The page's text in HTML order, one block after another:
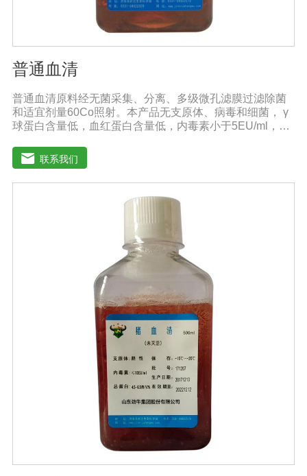
普通血清
普通血清原料经无菌采集、分离、多级微孔滤膜过滤除菌
和适宜剂量60Co照射。本产品无支原体、病毒和细菌， γ
球蛋白含量低，血红蛋白含量低，内毒素小于5EU/ml，具
扩增及单克隆抗体的制备和疫苗的研制及生产。质量标
准：符合《中华人民共和国兽药典》2020版质量标准。规
格：500ml/瓶保存：-15℃―-20℃有效期：5年注意事
项：解冻：采用逐步解冻法（ -20℃→2-8℃→ 室温），可
减少沉淀的产生使血清质量不会受到影响。
联系我们